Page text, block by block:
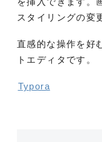
スタイリングの変
直感的な操作を好
トエディタです。
Typora